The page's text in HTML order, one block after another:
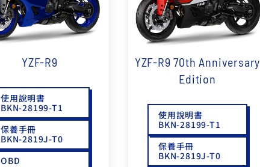
YZF-R15
150
AUGUR
150
RS NEO
125
YZF-R9
使用說明書
BKN-28199-T1
保養手冊
BKN-2819J-T0
OBD
YZF-R9 70th Anniversary
Edition
使用說明書
BKN-28199-T1
保養手冊
BKN-2819J-T0